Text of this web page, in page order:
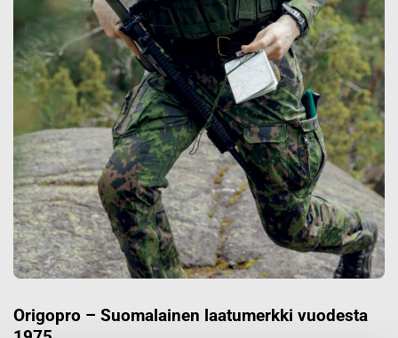
Origopro – Suomalainen laatumerkki vuodesta